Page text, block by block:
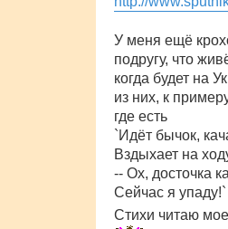
е
и
У меня ещё
подругу, что
когда будет на
из них, к
где есть
`Идёт бычок,
Вздыхает на
-- Ох, досточка
Сейчас я упаду!`
Стихи читаю